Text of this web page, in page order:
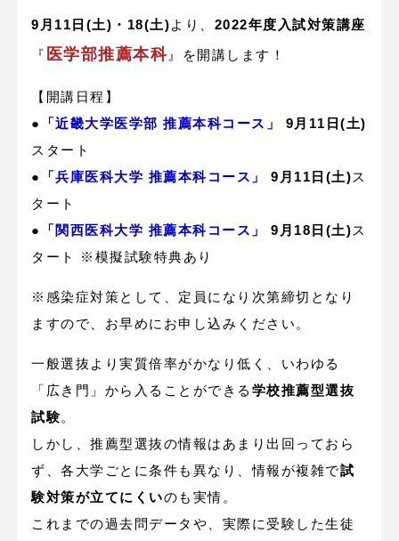
9月11日(土)・18(土)より、 2022年度入試対策講座
『 医学部推薦本科 』を開講します！
【開講日程】
●
「近畿大学医学部 推薦本科コース」
9月11日(土)
スタート
●
「兵庫医科大学 推薦本科コース」 9月11日(土)ス
タート
●
「関西医科大学 推薦本科コース」 9月18日(土)ス
タート ※模擬試験特典あり
※感染症対策として、定員になり次第締切となり
ますので、お早めにお申し込みください。
一般選抜より実質倍率がかなり低く、いわゆる
「広き門」から入ることができる 学校推薦型選抜
試験。
しかし、推薦型選抜の情報はあまり出回っておら
ず、各大学ごとに条件も異なり、情報が複雑で試
験対策が立てにくいのも実情。
これまでの過去問データや、実際に受験した生徒